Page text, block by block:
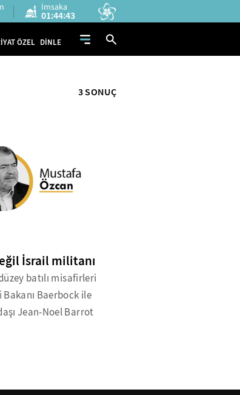
İmsaka
01:44:43
ÖZEL DİNLE
3 SONUÇ
İsrail militanı
batılı misafirleri
Bakanı Baerbock ile
Jean-Noel Barrot